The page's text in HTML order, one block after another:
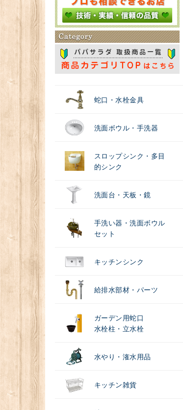
蛇口・水栓金具
洗面ボウル・手洗器
スロップシンク・多目
的シンク
洗面台・天板・鏡
手洗い器・洗面ボウル
セット
キッチンシンク
給排水部材・パーツ
ガーデン用蛇口
水栓柱・立水栓
水やり・潅水用品
キッチン雑貨